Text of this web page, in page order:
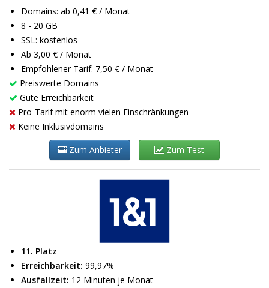
Domains: ab 0,41 € / Monat
8 - 20 GB
SSL: kostenlos
Ab 3,00 € / Monat
Empfohlener Tarif: 7,50 € / Monat
Preiswerte Domains
Gute Erreichbarkeit
Pro-Tarif mit enorm vielen Einschränkungen
Keine Inklusivdomains
Zum Anbieter Zum Test
11. Platz
Erreichbarkeit: 99,97%
Ausfallzeit: 12 Minuten je Monat